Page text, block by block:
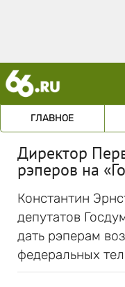
ГЛАВНОЕ
Директор
рэперов на
Константин
депутатов
дать рэперам
федеральных